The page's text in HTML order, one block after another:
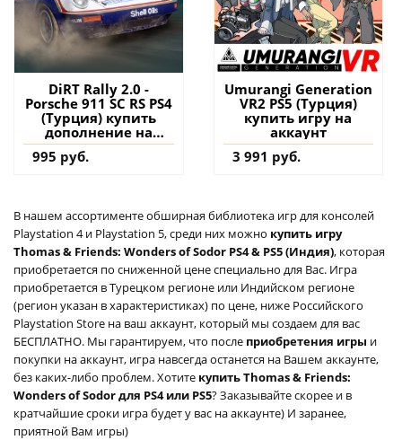
DiRT Rally 2.0 -
Porsche 911 SC RS PS4
(Турция) купить
дополнение на
аккаунт
995 руб.
Umurangi Generation
VR2 PS5 (Турция)
купить игру на
аккаунт
3 991 руб.
В нашем ассортименте обширная библиотека игр для консолей
Playstation 4 и Playstation 5, среди них можно купить игру
Thomas & Friends: Wonders of Sodor PS4 & PS5 (Индия), которая
приобретается по сниженной цене специально для Вас. Игра
приобретается в Турецком регионе или Индийском регионе
(регион указан в характеристиках) по цене, ниже Российского
Playstation Store на ваш аккаунт, который мы создаем для вас
БЕСПЛАТНО. Мы гарантируем, что после приобретения игры и
покупки на аккаунт, игра навсегда останется на Вашем аккаунте,
без каких-либо проблем. Хотите купить Thomas & Friends:
Wonders of Sodor для PS4 или PS5? Заказывайте скорее и в
кратчайшие сроки игра будет у вас на аккаунте) И заранее,
приятной Вам игры)